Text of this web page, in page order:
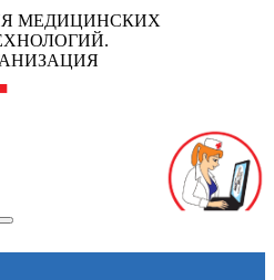
МЕДИЦИНСКИХ